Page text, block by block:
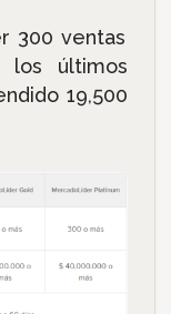
300 ventas
los últimos
19,500